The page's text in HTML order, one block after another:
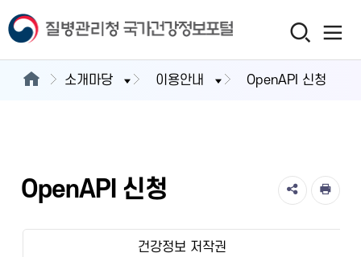
소개마당 이용안내 OpenAPI 신청
OpenAPI 신청
건강정보 저작권